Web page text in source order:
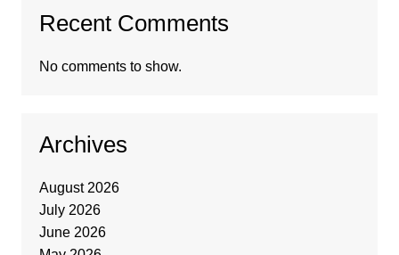
Recent Comments
No comments to show.
Archives
August 2026
July 2026
June 2026